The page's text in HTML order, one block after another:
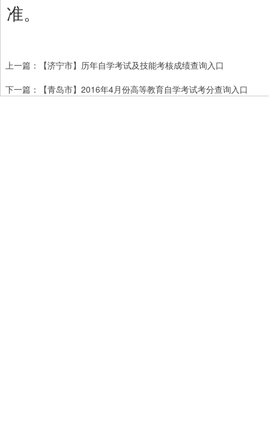
准。
上一篇：
【济宁市】历年自学考试及技能考核成绩查询入口
下一篇：
【青岛市】2016年4月份高等教育自学考试考分查询入口